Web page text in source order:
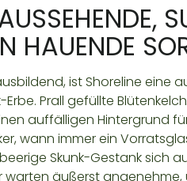
HAUENDE
ist Shoreline eine
Prall gefüllte
auffälligen Hintergrund
wann immer ein
Skunk-Gestank sich
äußerst